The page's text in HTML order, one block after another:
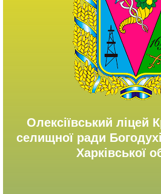
Олексіївський ліцей
селищної ради
Харківської